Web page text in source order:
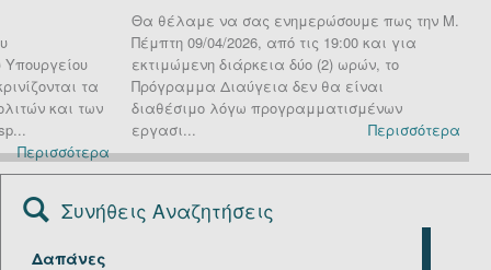
τα
και των
Περισσότερα
Θα θέλαμε να σας ενημερώσουμε πως την Μ.
Πέμπτη 09/04/2026, από τις 19:00 και για
εκτιμώμενη διάρκεια δύο (2) ωρών, το
Πρόγραμμα Διαύγεια δεν θα είναι
διαθέσιμο λόγω προγραμματισμένων
εργασι...
Περισσότερα
Συνήθεις Αναζητήσεις
Δαπάνες